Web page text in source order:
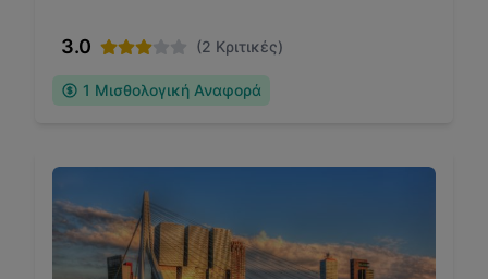
3.0 (2 Κριτικές)
1 Μισθολογική Αναφορά